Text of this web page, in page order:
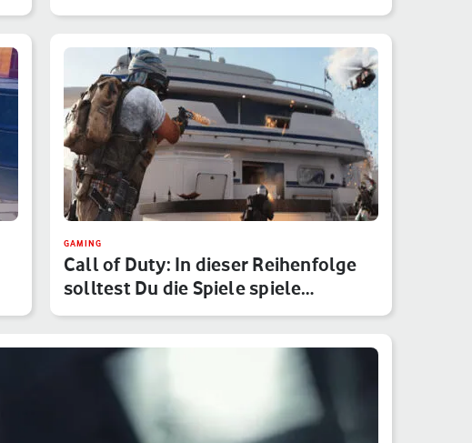
GAMING
Call of Duty: In dieser Reihenfolge
solltest Du die Spiele spiele…